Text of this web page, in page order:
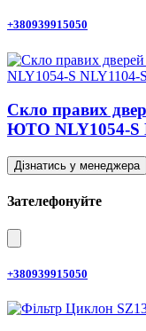
+380939915050
Скло правих
ЮТО NLY1054-S
Дізнатись у менеджера
Зателефонуйте
+380939915050